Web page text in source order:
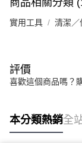
商品相關分類
實用工具 清潔／
評價
喜歡這個商品嗎？
本分類熱銷全